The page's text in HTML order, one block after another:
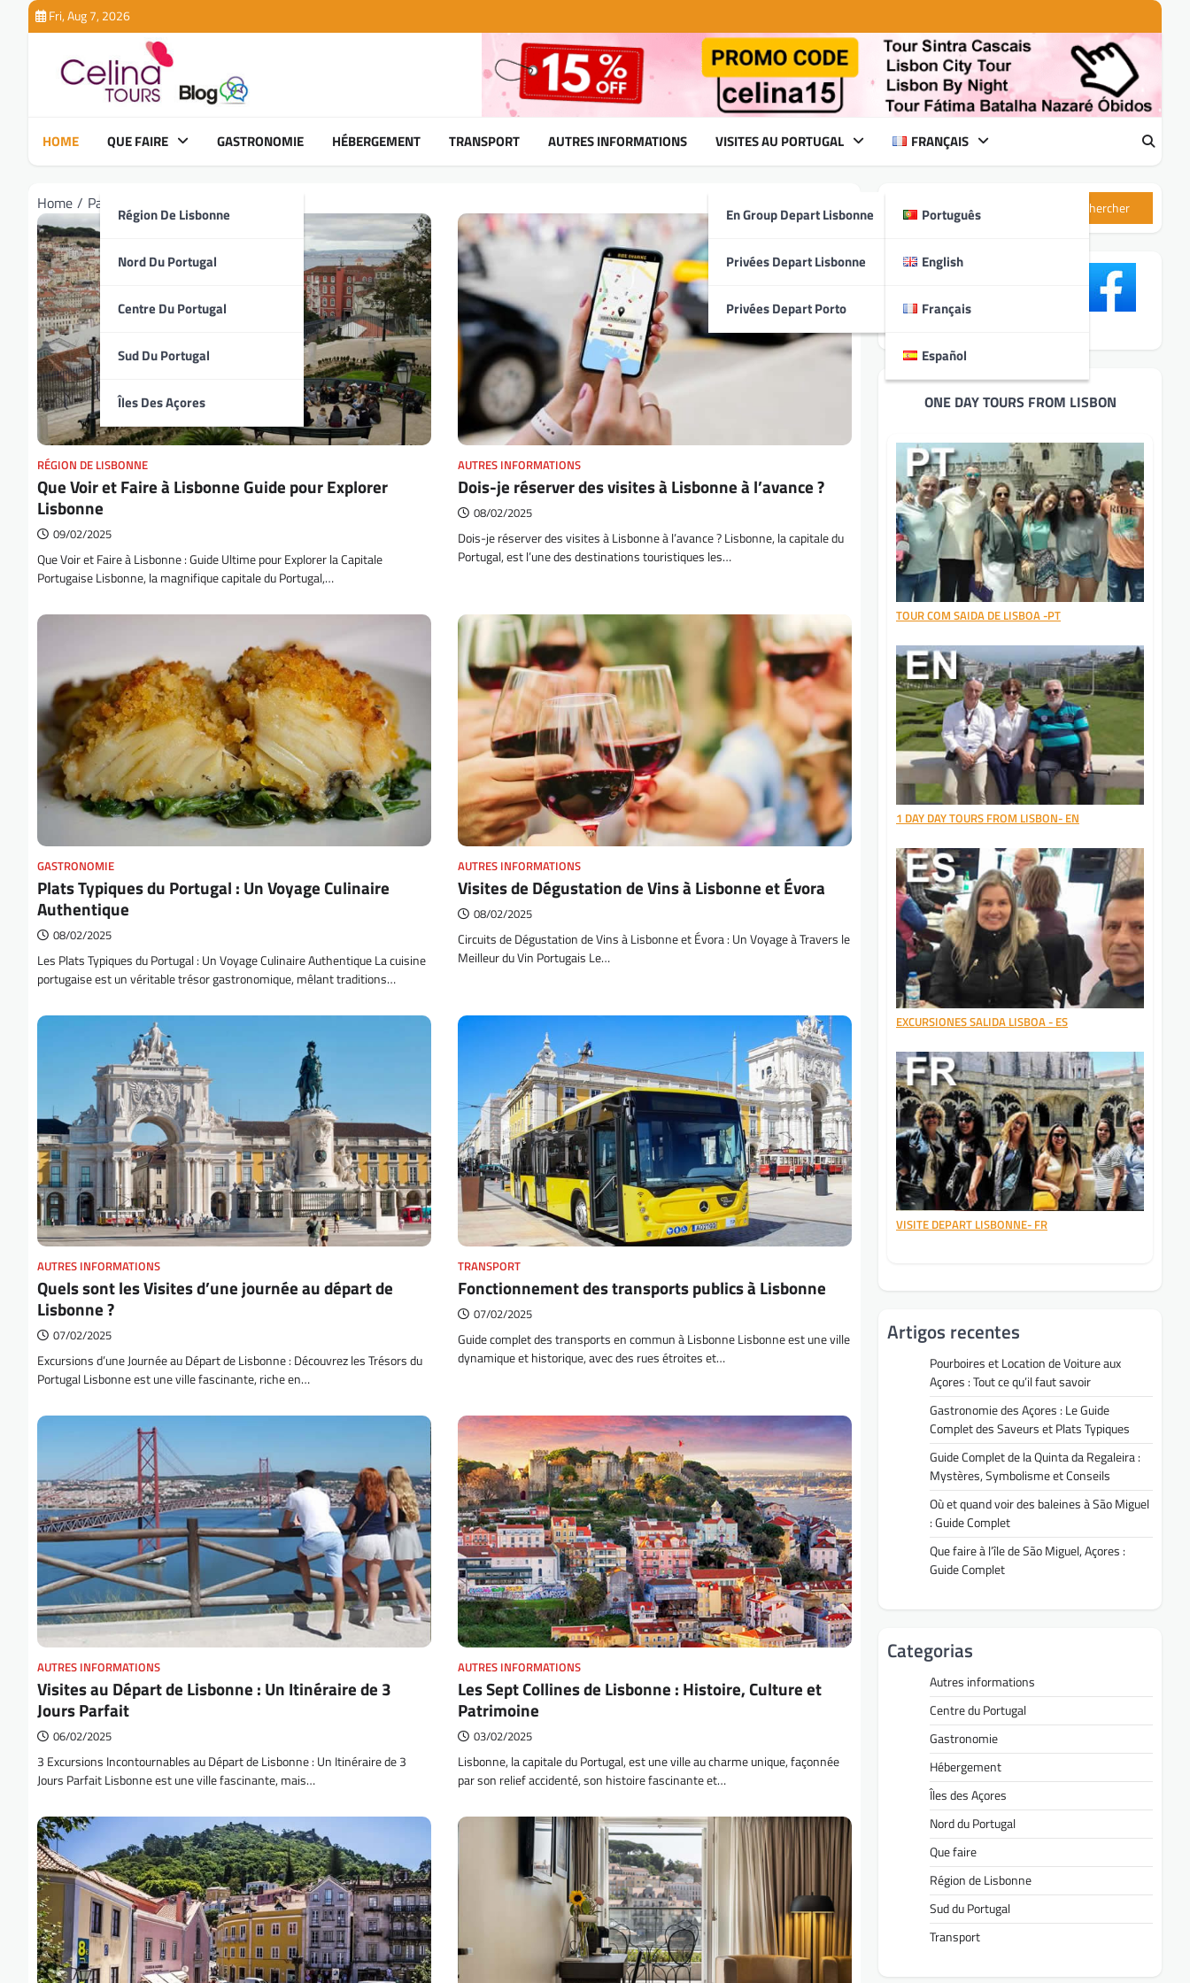
Fri, Aug 7, 2026
HOME QUE FAIRE
Région De Lisbonne
Nord Du Portugal
Centre Du Portugal
Sud Du Portugal
Îles Des Açores
GASTRONOMIE HÉBERGEMENT TRANSPORT AUTRES INFORMATIONS VISITES AU PORTUGAL
En Group Depart Lisbonne
Privées Depart Lisbonne
Privées Depart Porto
FRANÇAIS
Português
English
Français
Español
Home Page 7
RÉGION DE LISBONNE
Que Voir et Faire à Lisbonne Guide pour Explorer
Lisbonne
09/02/2025
Que Voir et Faire à Lisbonne : Guide Ultime pour Explorer la Capitale
Portugaise Lisbonne, la magnifique capitale du Portugal,…
AUTRES INFORMATIONS
Dois-je réserver des visites à Lisbonne à l’avance ?
08/02/2025
Dois-je réserver des visites à Lisbonne à l’avance ? Lisbonne, la capitale du
Portugal, est l’une des destinations touristiques les…
GASTRONOMIE
Plats Typiques du Portugal : Un Voyage Culinaire
Authentique
08/02/2025
Les Plats Typiques du Portugal : Un Voyage Culinaire Authentique La cuisine
portugaise est un véritable trésor gastronomique, mêlant traditions…
AUTRES INFORMATIONS
Visites de Dégustation de Vins à Lisbonne et Évora
08/02/2025
Circuits de Dégustation de Vins à Lisbonne et Évora : Un Voyage à Travers le
Meilleur du Vin Portugais Le…
AUTRES INFORMATIONS
Quels sont les Visites d’une journée au départ de
Lisbonne ?
07/02/2025
Excursions d’une Journée au Départ de Lisbonne : Découvrez les Trésors du
Portugal Lisbonne est une ville fascinante, riche en…
TRANSPORT
Fonctionnement des transports publics à Lisbonne
07/02/2025
Guide complet des transports en commun à Lisbonne Lisbonne est une ville
dynamique et historique, avec des rues étroites et…
AUTRES INFORMATIONS
Visites au Départ de Lisbonne : Un Itinéraire de 3
Jours Parfait
06/02/2025
3 Excursions Incontournables au Départ de Lisbonne : Un Itinéraire de 3
Jours Parfait Lisbonne est une ville fascinante, mais…
AUTRES INFORMATIONS
Les Sept Collines de Lisbonne : Histoire, Culture et
Patrimoine
03/02/2025
Lisbonne, la capitale du Portugal, est une ville au charme unique, façonnée
par son relief accidenté, son histoire fascinante et…
Rechercher
ONE DAY TOURS FROM LISBON
TOUR COM SAIDA DE LISBOA -PT
1 DAY DAY TOURS FROM LISBON- EN
EXCURSIONES SALIDA LISBOA - ES
VISITE DEPART LISBONNE- FR
Artigos recentes
Pourboires et Location de Voiture aux
Açores : Tout ce qu’il faut savoir
Gastronomie des Açores : Le Guide
Complet des Saveurs et Plats Typiques
Guide Complet de la Quinta da Regaleira :
Mystères, Symbolisme et Conseils
Où et quand voir des baleines à São Miguel
: Guide Complet
Que faire à l’île de São Miguel, Açores :
Guide Complet
Categorias
Autres informations
Centre du Portugal
Gastronomie
Hébergement
Îles des Açores
Nord du Portugal
Que faire
Région de Lisbonne
Sud du Portugal
Transport